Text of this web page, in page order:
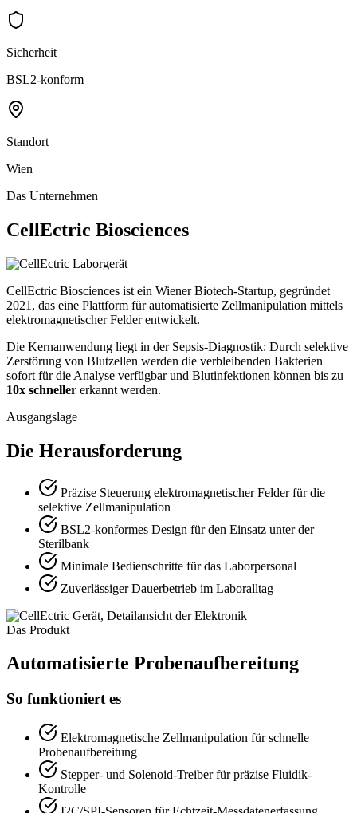
Sicherheit
BSL2-konform
Standort
Wien
Das Unternehmen
CellEctric Biosciences
CellEctric Biosciences ist ein Wiener Biotech-Startup, gegründet
2021, das eine Plattform für automatisierte Zellmanipulation mittels
elektromagnetischer Felder entwickelt.
Die Kernanwendung liegt in der Sepsis-Diagnostik: Durch selektive
Zerstörung von Blutzellen werden die verbleibenden Bakterien
sofort für die Analyse verfügbar und Blutinfektionen können bis zu
10x schneller erkannt werden.
Ausgangslage
Die Herausforderung
Präzise Steuerung elektromagnetischer Felder für die
selektive Zellmanipulation
BSL2-konformes Design für den Einsatz unter der
Sterilbank
Minimale Bedienschritte für das Laborpersonal
Zuverlässiger Dauerbetrieb im Laboralltag
Das Produkt
Automatisierte Probenaufbereitung
So funktioniert es
Elektromagnetische Zellmanipulation für schnelle
Probenaufbereitung
Stepper- und Solenoid-Treiber für präzise Fluidik-
Kontrolle